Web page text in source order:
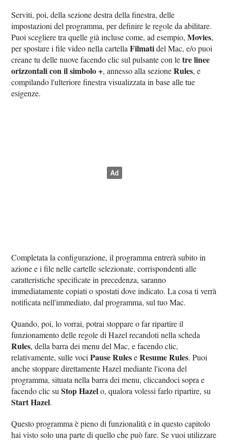
Serviti, poi, della sezione destra della finestra, delle
impostazioni del programma, per definire le regole da abilitare.
Puoi scegliere tra quelle già incluse come, ad esempio,Movies,
per spostare i file video nella cartellaFilmatidel Mac, e/o puoi
creane tu delle nuove facendo clic sul pulsante con letre linee
orizzontali con il simbolo +, annesso alla sezioneRules, e
compilando l'ulteriore finestra visualizzata in base alle tue
esigenze.
Completata la configurazione, il programma entrerà subito in
azione e i file nelle cartelle selezionate, corrispondenti alle
caratteristiche specificate in precedenza, saranno
immediatamente copiati o spostati dove indicato. La cosa ti verrà
notificata nell'immediato, dal programma, sul tuo Mac.
Quando, poi, lo vorrai, potrai stoppare o far ripartire il
funzionamento delle regole di Hazel recandoti nella scheda
Rules, della barra dei menu del Mac, e facendo clic,
relativamente, sulle vociPause RuleseResume Rules. Puoi
anche stoppare direttamente Hazel mediante l'icona del
programma, situata nella barra dei menu, cliccandoci sopra e
facendo clic suStop Hazelo, qualora volessi farlo ripartire, su
Start Hazel.
Questo programma è pieno di funzionalità e in questo capitolo
hai visto solo una parte di quello che può fare. Se vuoi utilizzare